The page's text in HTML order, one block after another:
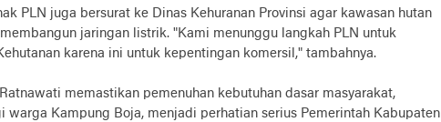
PLN juga bersurat ke Dinas Kehuranan Provinsi agar kawasan hutan
jaringan listrik. "Kami menunggu langkah PLN untuk
karena ini untuk kepentingan komersil," tambahnya.
memastikan pemenuhan kebutuhan dasar masyarakat,
warga Kampung Boja, menjadi perhatian serius Pemerintah Kabupaten